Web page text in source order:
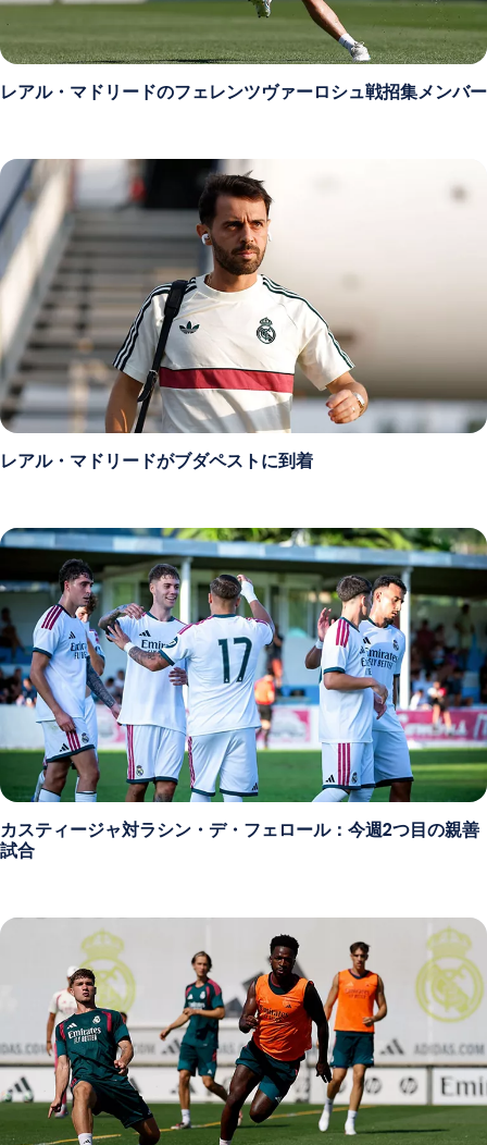
レアル・マドリードのフェレンツヴァーロシュ戦招集メンバー
レアル・マドリードがブダペストに到着
カスティージャ対ラシン・デ・フェロール：今週2つ目の親善
試合